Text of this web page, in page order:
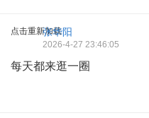
点击重新加载
张华阳
2026-4-27 23:46:05
每天都来逛一圈